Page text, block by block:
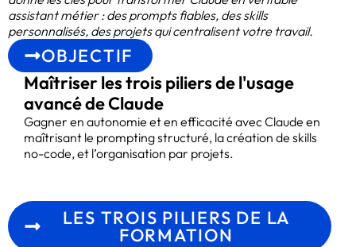
assistant métier : des prompts fiables, des skills
personnalisés, des projets qui centralisent votre travail.
OBJECTIF
Maîtriser les trois piliers de l'usage
avancé de Claude
Gagner en autonomie et en efficacité avec Claude en
maîtrisant le prompting structuré, la création de skills
no-code, et l’organisation par projets.
LES TROIS PILIERS DE LA
FORMATION